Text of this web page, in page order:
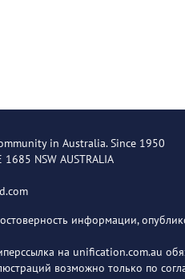
in Australia. Since 1950
NSW AUSTRALIA
информации,
на unification.com.au
возможно только по